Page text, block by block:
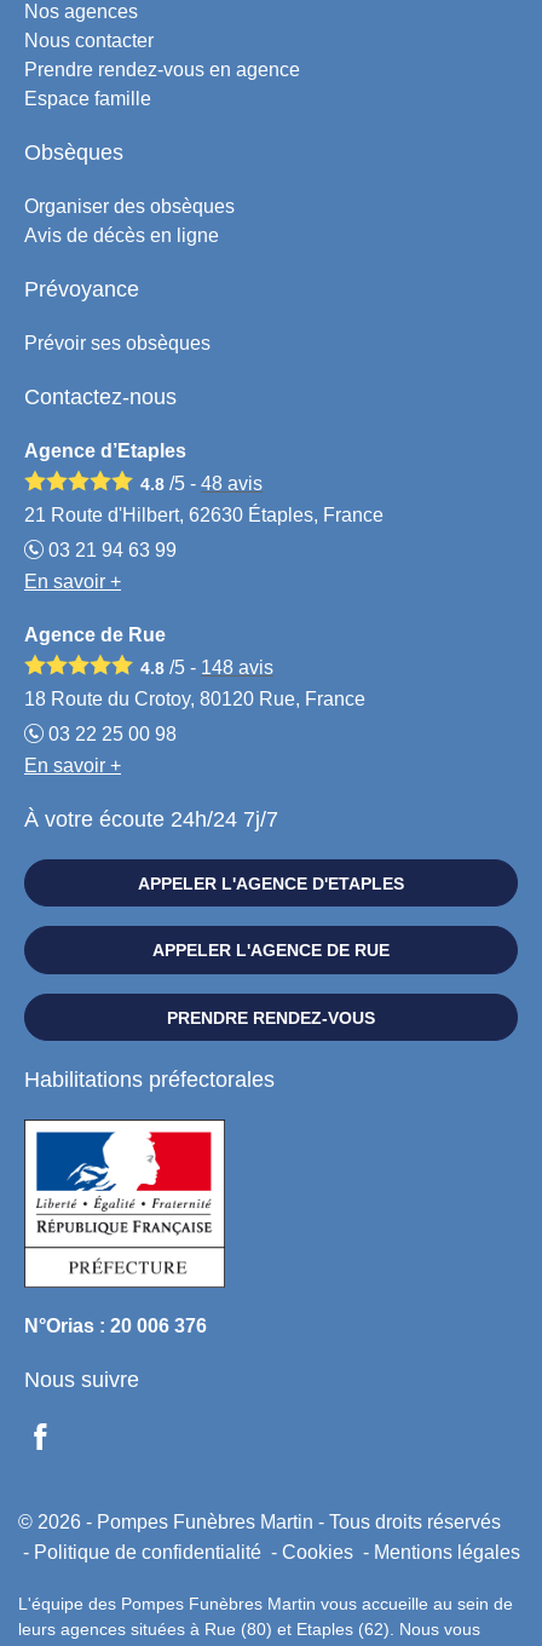
Nos agences
Nous contacter
Prendre rendez-vous en agence
Espace famille
Obsèques
Organiser des obsèques
Avis de décès en ligne
Prévoyance
Prévoir ses obsèques
Contactez-nous
Agence d’Etaples
4.8 /5 - 48 avis
21 Route d'Hilbert, 62630 Étaples, France
03 21 94 63 99
En savoir +
Agence de Rue
4.8 /5 - 148 avis
18 Route du Crotoy, 80120 Rue, France
03 22 25 00 98
En savoir +
À votre écoute 24h/24 7j/7
APPELER L'AGENCE D'ETAPLES
APPELER L'AGENCE DE RUE
PRENDRE RENDEZ-VOUS
Habilitations préfectorales
N°Orias : 20 006 376
Nous suivre
© 2026 - Pompes Funèbres Martin - Tous droits réservés
Politique de confidentialité
Cookies Mentions légales
L'équipe des Pompes Funèbres Martin vous accueille au sein de
leurs agences situées à Rue (80) et Etaples (62). Nous vous